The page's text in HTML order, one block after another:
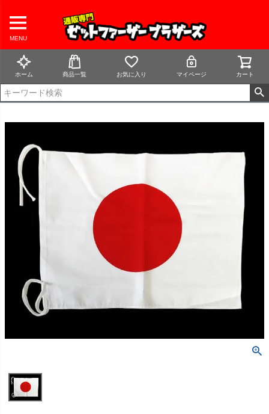
MENU
ホーム 商品一覧 お気に入り マイページ カート